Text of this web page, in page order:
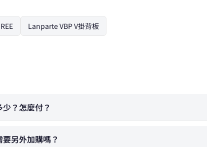
Lanparte VBP V掛背板
？怎麼付？
另外加購嗎？